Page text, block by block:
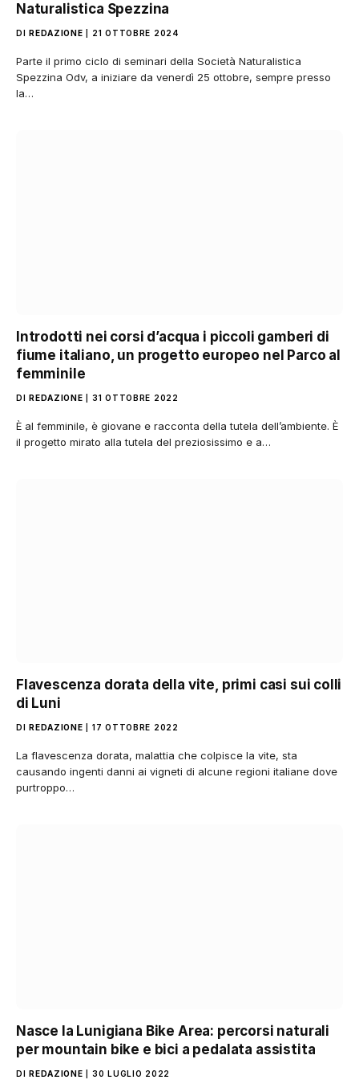
Naturalistica Spezzina
DI REDAZIONE 21 OTTOBRE 2024
Parte il primo ciclo di seminari della Società Naturalistica
Spezzina Odv, a iniziare da venerdì 25 ottobre, sempre presso
la…
Introdotti nei corsi d’acqua i piccoli gamberi di
fiume italiano, un progetto europeo nel Parco al
femminile
DI REDAZIONE 31 OTTOBRE 2022
È al femminile, è giovane e racconta della tutela dell’ambiente. È
il progetto mirato alla tutela del preziosissimo e a…
Flavescenza dorata della vite, primi casi sui colli
di Luni
DI REDAZIONE 17 OTTOBRE 2022
La flavescenza dorata, malattia che colpisce la vite, sta
causando ingenti danni ai vigneti di alcune regioni italiane dove
purtroppo…
Nasce la Lunigiana Bike Area: percorsi naturali
per mountain bike e bici a pedalata assistita
DI REDAZIONE 30 LUGLIO 2022